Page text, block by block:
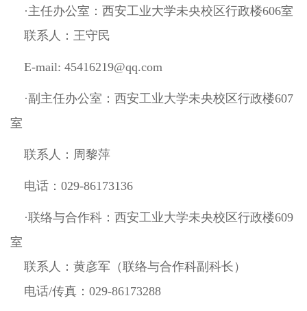
·主任办公室：西安工业大学未央校区行政楼606室
联系人：王守民
E-mail: 45416219@qq.com
·副主任办公室：西安工业大学未央校区行政楼607
室
联系人：周黎萍
电话：029-86173136
·联络与合作科：西安工业大学未央校区行政楼609
室
联系人：黄彦军（联络与合作科副科长）
电话/传真：029-86173288